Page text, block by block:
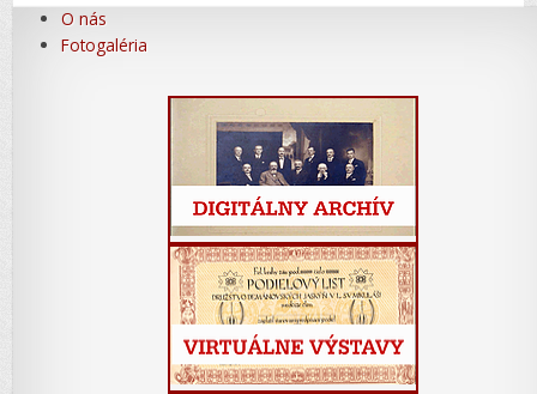
O nás
Fotogaléria